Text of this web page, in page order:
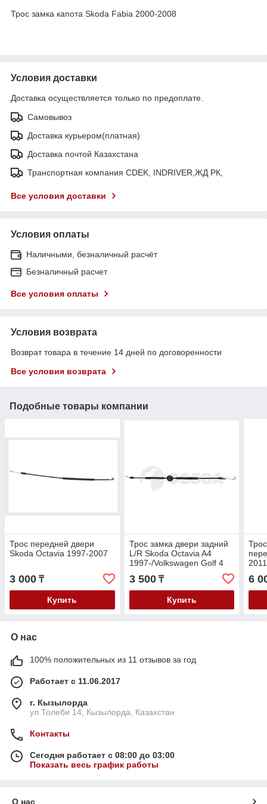
Трос замка капота Skoda Fabia 2000-2008
Условия доставки
Доставка осуществляется только по предоплате.
Самовывоз
Доставка курьером(платная)
Доставка почтой Казахстана
Транспортная компания CDEK, INDRIVER,ЖД РК,
Все условия доставки
Условия оплаты
Наличными, безналичный расчёт
Безналичный расчет
Все условия оплаты
Условия возврата
Возврат товара в течение 14 дней по договоренности
Все условия возврата
Подобные товары компании
Трос передней двери
Skoda Octavia 1997-2007
3 000 ₸
Купить
Трос замка двери задний
L/R Skoda Octavia A4
1997-/Volkswagen Golf 4
3 500₸
Купить
6
О нас
100% положительных из 11 отзывов за год
Работает с 11.06.2017
г. Кызылорда
ул Толеби 14, Кызылорда, Казахстан
Контакты
Сегодня работает с 08:00 до 03:00
Показать весь график работы
О нас